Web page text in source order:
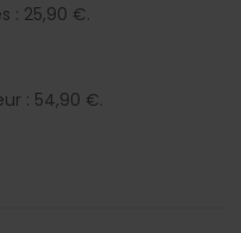
: 25,90 €.
: 54,90 €.